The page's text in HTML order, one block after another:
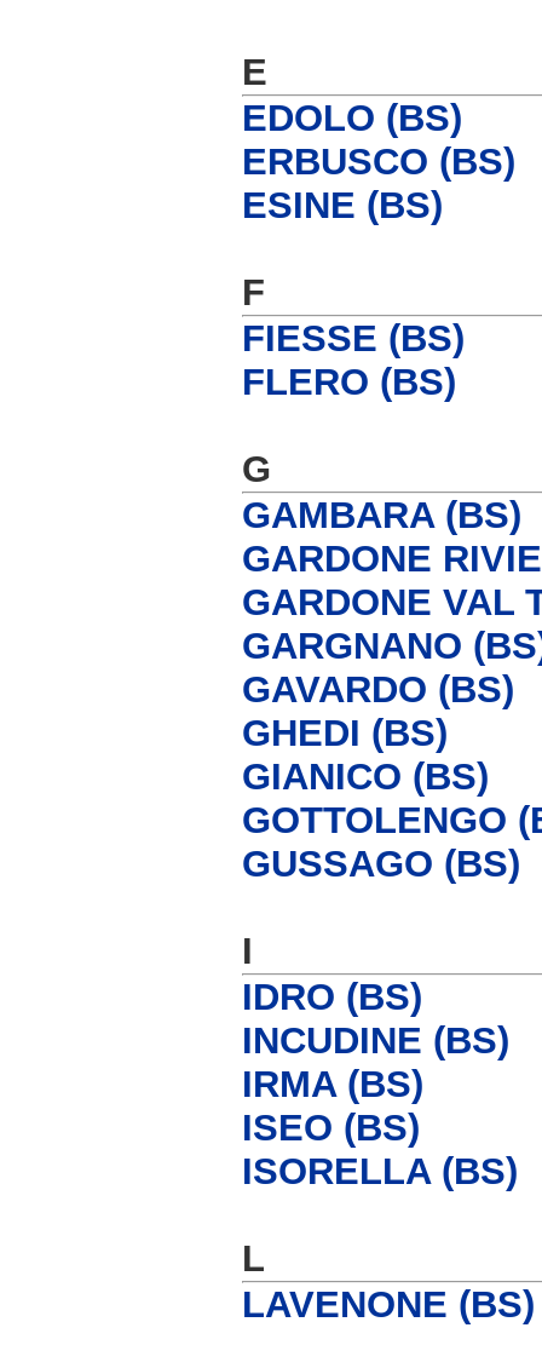
E
EDOLO (BS)
ERBUSCO (BS)
ESINE (BS)
F
FIESSE (BS)
FLERO (BS)
G
GAMBARA (BS)
GARDONE
GARDONE VAL
GARGNANO
GAVARDO (BS)
GHEDI (BS)
GIANICO (BS)
GOTTOLENGO
GUSSAGO (BS)
I
IDRO (BS)
INCUDINE (BS)
IRMA (BS)
ISEO (BS)
ISORELLA (BS)
L
LAVENONE (BS)